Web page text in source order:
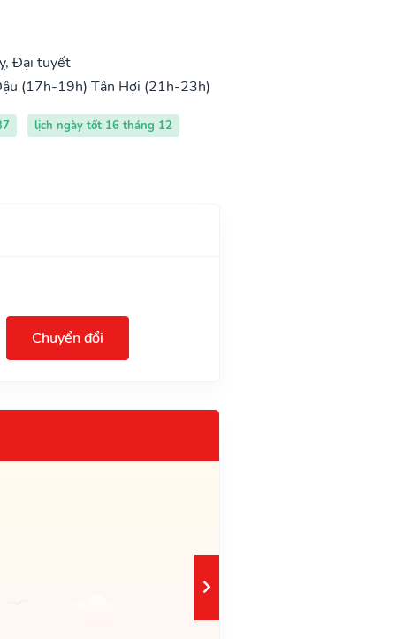
Đại tuyết
(17h-19h) Tân Hợi (21h-23h)
lịch ngày tốt 16 tháng 12
Chuyển đổi